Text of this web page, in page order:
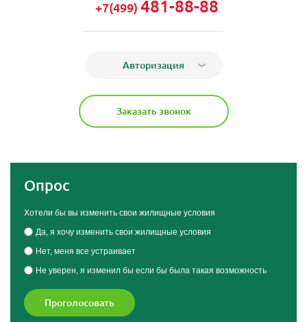
+7(499) 481-88-88
Авторизация
Заказать звонок
Опрос
Хотели бы вы изменить свои жилищные условия
Да, я хочу изменить свои жилищные условия
Нет, меня все устраивает
Не уверен, я изменил бы если бы была такая возможность
Проголосовать